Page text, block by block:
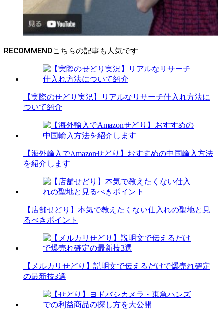
RECOMMEND
【実際のせどり実況】リアルなリサーチ仕入れ方法に
ついて紹介
【海外輸入でAmazonせどり】おすすめの中国輸入方法
を紹介します
【店舗せどり】本気で教えたくない仕入れの聖地と見
るべきポイント
【メルカリせどり】説明文で伝えるだけで爆売れ確定
の最新技3選